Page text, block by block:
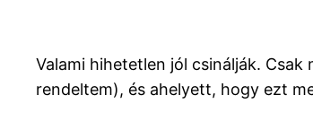
Valami hihetetlen jól csinálják.
rendeltem), és ahelyett, hogy ezt